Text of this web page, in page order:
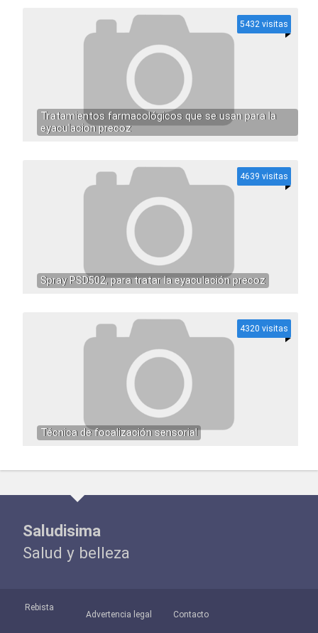
Tratamientos farmacológicos que se usan para la
eyaculacion precoz
5432 visitas
Spray PSD502, para tratar la eyaculación precoz
4639 visitas
Técnica de focalización sensorial
4320 visitas
Saludisima
Salud y belleza
Rebista
Advertencia legal Contacto